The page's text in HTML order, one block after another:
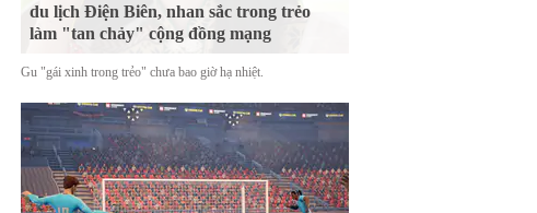
du lịch Điện Biên, nhan sắc trong trẻo
làm "tan chảy" cộng đồng mạng
Gu "gái xinh trong trẻo" chưa bao giờ hạ nhiệt.